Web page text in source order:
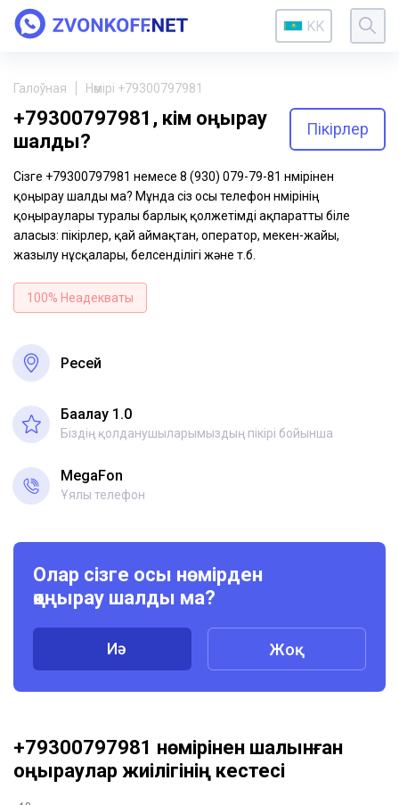
KK
Галоўная Нөмірі +79300797981
+79300797981, кім қоңырау
шалды?
Пікірлер
Сізге +79300797981 немесе 8 (930) 079-79-81 нөмірінен
қоңырау шалды ма? Мұнда сіз осы телефон нөмірінің
қоңыраулары туралы барлық қолжетімді ақпаратты біле
аласыз: пікірлер, қай аймақтан, оператор, мекен-жайы,
жазылу нұсқалары, белсенділігі және т.б.
100% Неадекваты
Ресей
Бағалау 1.0
Біздің қолданушыларымыздың пікірі бойынша
MegaFon
Ұялы телефон
Олар сізге осы нөмірден
қоңырау шалды ма?
Иә Жоқ
+79300797981 нөмірінен шалынған
қоңыраулар жиілігінің кестесі